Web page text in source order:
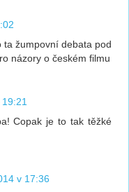
ta žumpovní debata pod
názory o českém filmu
19:21
Copak je to tak těžké
v 17:36